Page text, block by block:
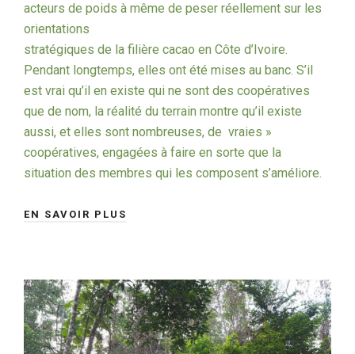
acteurs de poids à même de peser réellement sur les
orientations
stratégiques de la filière cacao en Côte d’Ivoire.
Pendant longtemps, elles ont été mises au banc. S’il
est vrai qu’il en existe qui ne sont des coopératives
que de nom, la réalité du terrain montre qu’il existe
aussi, et elles sont nombreuses, de vraies »
coopératives, engagées à faire en sorte que la
situation des membres qui les composent s’améliore.
EN SAVOIR PLUS